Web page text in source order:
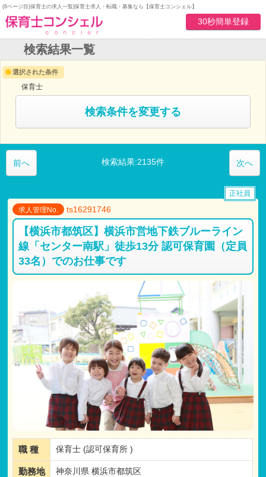
(6ページ目)保育士の求人一覧|保育士求人・転職・募集なら【保育士コンシェル】
30秒簡単登録
検索結果一覧
選択された条件
保育士
検索条件を変更する
検索結果:2135件
前へ 次へ
求人管理No. ts16291746
【横浜市都筑区】横浜市営地下鉄ブルーライン
線「センター南駅」徒歩13分 認可保育園（定員
33名）でのお仕事です
正社員
職 種 保育士 (認可保育所 )
勤務地 神奈川県 横浜市都筑区